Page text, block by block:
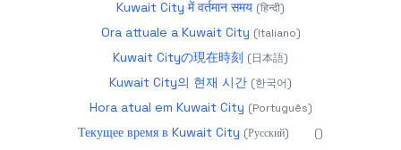
Kuwait City में वर्तमान समय (हिन्दी)
Ora attuale a Kuwait City (Italiano)
Kuwait Cityの現在時刻 (日本語)
Kuwait City의 현재 시간 (한국어)
Hora atual em Kuwait City (Português)
Текущее время в Kuwait City (Русский) ()